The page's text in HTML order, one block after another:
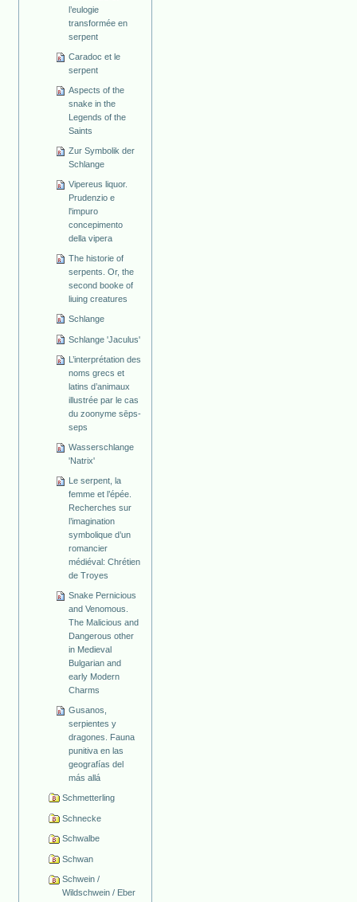
l’eulogie
transformée en
serpent
Caradoc et le
serpent
Aspects of the
snake in the
Legends of the
Saints
Zur Symbolik der
Schlange
Vipereus liquor.
Prudenzio e
l'impuro
concepimento
della vipera
The historie of
serpents. Or, the
second booke of
liuing creatures
Schlange
Schlange 'Jaculus'
L’interprétation des
noms grecs et
latins d’animaux
illustrée par le cas
du zoonyme sēps-
seps
Wasserschlange
'Natrix'
Le serpent, la
femme et l’épée.
Recherches sur
l’imagination
symbolique d’un
romancier
médiéval: Chrétien
de Troyes
Snake Pernicious
and Venomous.
The Malicious and
Dangerous other
in Medieval
Bulgarian and
early Modern
Charms
Gusanos,
serpientes y
dragones. Fauna
punitiva en las
geografías del
más allá
Schmetterling
Schnecke
Schwalbe
Schwan
Schwein /
Wildschwein / Eber